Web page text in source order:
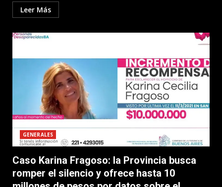
Leer Más
GENERALES
Caso Karina Fragoso: la Provincia busca
romper el silencio y ofrece hasta 10